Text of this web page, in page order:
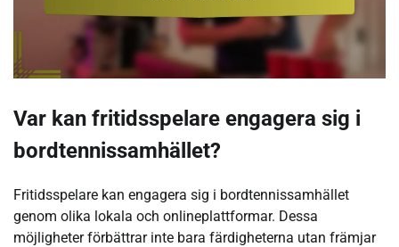
Var kan fritidsspelare engagera sig i
bordtennissamhället?
Fritidsspelare kan engagera sig i bordtennissamhället
genom olika lokala och onlineplattformar. Dessa
möjligheter förbättrar inte bara färdigheterna utan främjar